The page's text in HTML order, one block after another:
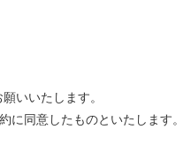
いいたします。
に同意したものといたします。